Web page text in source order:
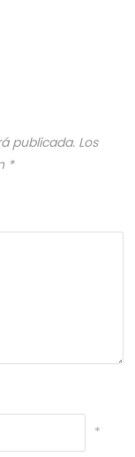
publicada. Los
*
*